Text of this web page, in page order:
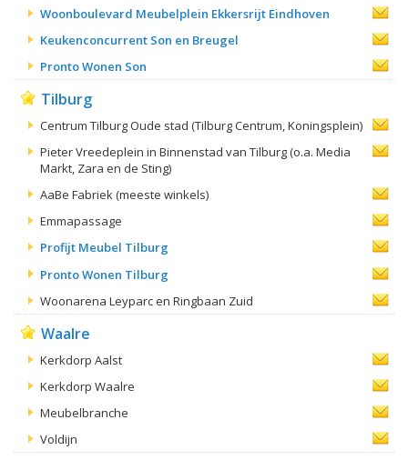
Woonboulevard Meubelplein Ekkersrijt Eindhoven
Keukenconcurrent Son en Breugel
Pronto Wonen Son
Tilburg
Centrum Tilburg Oude stad (Tilburg Centrum, Koningsplein)
Pieter Vreedeplein in Binnenstad van Tilburg (o.a. Media
Markt, Zara en de Sting)
AaBe Fabriek (meeste winkels)
Emmapassage
Profijt Meubel Tilburg
Pronto Wonen Tilburg
Woonarena Leyparc en Ringbaan Zuid
Waalre
Kerkdorp Aalst
Kerkdorp Waalre
Meubelbranche
Voldijn